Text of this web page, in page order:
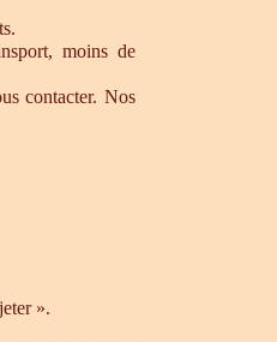
moins de
contacter. Nos
».